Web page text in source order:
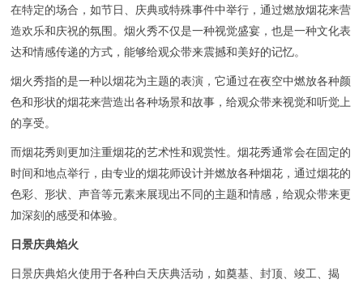
在特定的场合，如节日、庆典或特殊事件中举行，通过燃放烟花来营
造欢乐和庆祝的氛围。烟火秀不仅是一种视觉盛宴，也是一种文化表
达和情感传递的方式，能够给观众带来震撼和美好的记忆。
烟火秀指的是一种以烟花为主题的表演，它通过在夜空中燃放各种颜
色和形状的烟花来营造出各种场景和故事，给观众带来视觉和听觉上
的享受。
而烟花秀则更加注重烟花的艺术性和观赏性。烟花秀通常会在固定的
时间和地点举行，由专业的烟花师设计并燃放各种烟花，通过烟花的
色彩、形状、声音等元素来展现出不同的主题和情感，给观众带来更
加深刻的感受和体验。
日景庆典焰火
日景庆典焰火使用于各种白天庆典活动，如奠基、封顶、竣工、揭